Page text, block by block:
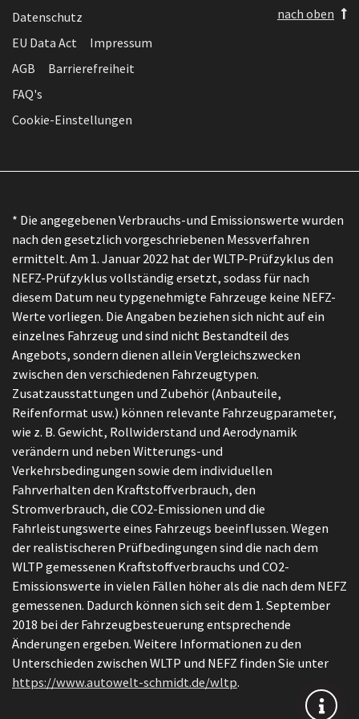
Datenschutz
EU Data Act
Impressum
AGB
Barrierefreiheit
FAQ's
Cookie-Einstellungen
nach oben
* Die angegebenen Verbrauchs-und Emissionswerte wurden
nach den gesetzlich vorgeschriebenen Messverfahren
ermittelt. Am 1. Januar 2022 hat der WLTP-Prüfzyklus den
NEFZ-Prüfzyklus vollständig ersetzt, sodass für nach
diesem Datum neu typgenehmigte Fahrzeuge keine NEFZ-
Werte vorliegen. Die Angaben beziehen sich nicht auf ein
einzelnes Fahrzeug und sind nicht Bestandteil des
Angebots, sondern dienen allein Vergleichszwecken
zwischen den verschiedenen Fahrzeugtypen.
Zusatzausstattungen und Zubehör (Anbauteile,
Reifenformat usw.) können relevante Fahrzeugparameter,
wie z. B. Gewicht, Rollwiderstand und Aerodynamik
verändern und neben Witterungs-und
Verkehrsbedingungen sowie dem individuellen
Fahrverhalten den Kraftstoffverbrauch, den
Stromverbrauch, die CO2-Emissionen und die
Fahrleistungswerte eines Fahrzeugs beeinflussen. Wegen
der realistischeren Prüfbedingungen sind die nach dem
WLTP gemessenen Kraftstoffverbrauchs und CO2-
Emissionswerte in vielen Fällen höher als die nach dem NEFZ
gemessenen. Dadurch können sich seit dem 1. September
2018 bei der Fahrzeugbesteuerung entsprechende
Änderungen ergeben. Weitere Informationen zu den
Unterschieden zwischen WLTP und NEFZ finden Sie unter
https://www.autowelt-schmidt.de/wltp.